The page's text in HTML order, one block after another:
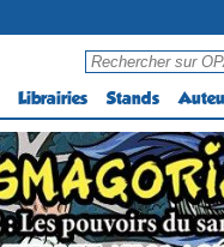
Librairies Stands